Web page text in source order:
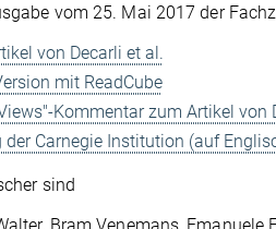
vom 25. Mai 2017 der
von Decarli et al.
mit ReadCube
Kommentar zum Artikel von
Carnegie Institution (auf
sind